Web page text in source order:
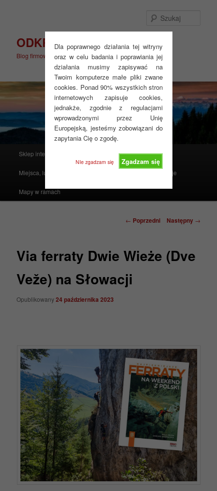
Dla poprawnego działania tej witryny
oraz w celu badania i poprawiania jej
działania musimy zapisywać na
Twoim komputerze małe pliki zwane
cookies. Ponad 90% wszystkich stron
internetowych zapisuje cookies,
jednakże, zgodnie z regulacjami
wprowadzonymi przez Unię
Europejską, jesteśmy zobowiązani do
zapytania Cię o zgodę.
Zgadzam się
NIe zgadzam się
ODKRYJ WIĘCEJ
Blog firmowy
Sklep internetowy Produkty polecane
Miejsca, ludzie, mapy i atlasy Instrukcje
Mapy w ramach
Nawigacja
← Poprzedni Następny →
Via ferraty Dwie Wieże (Dve
Veže) na Słowacji
Opublikowany24 października 2023